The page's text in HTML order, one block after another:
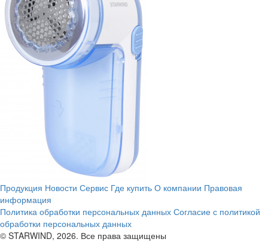
Продукция Новости Сервис Где купить О компании Правовая
информация
Политика обработки персональных данных Согласие с политикой
обработки персональных данных
© STARWIND, 2026. Все права защищены